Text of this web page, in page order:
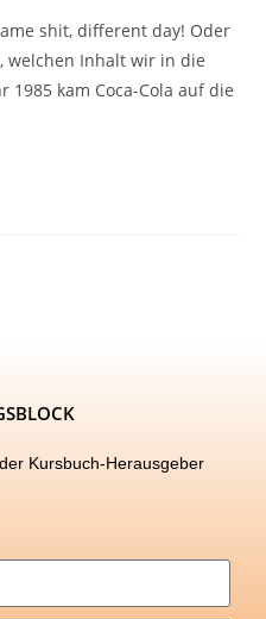
shit, different day! Oder
welchen Inhalt wir in die
1985 kam Coca-Cola auf die
Kursbuch-Herausgeber